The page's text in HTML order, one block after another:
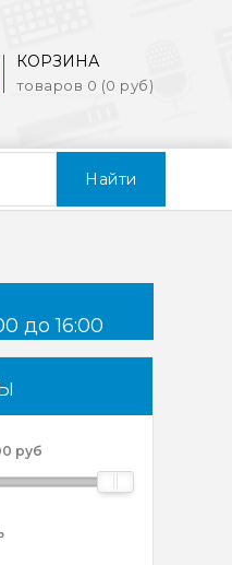
Найти
КОРЗИНА
товаров 0 (0 руб)
до 16:00
руб